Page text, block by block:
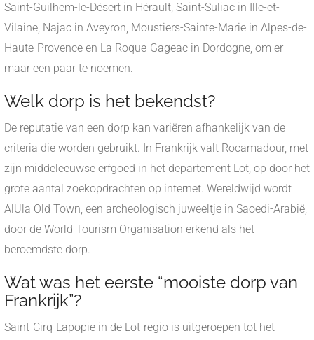
Saint-Guilhem-le-Désert in Hérault, Saint-Suliac in Ille-et-
Vilaine, Najac in Aveyron, Moustiers-Sainte-Marie in Alpes-de-
Haute-Provence en La Roque-Gageac in Dordogne, om er
maar een paar te noemen.
Welk dorp is het bekendst?
De reputatie van een dorp kan variëren afhankelijk van de
criteria die worden gebruikt. In Frankrijk valt Rocamadour, met
zijn middeleeuwse erfgoed in het departement Lot, op door het
grote aantal zoekopdrachten op internet. Wereldwijd wordt
AlUla Old Town, een archeologisch juweeltje in Saoedi-Arabië,
door de World Tourism Organisation erkend als het
beroemdste dorp.
Wat was het eerste “mooiste dorp van
Frankrijk”?
Saint-Cirq-Lapopie in de Lot-regio is uitgeroepen tot het